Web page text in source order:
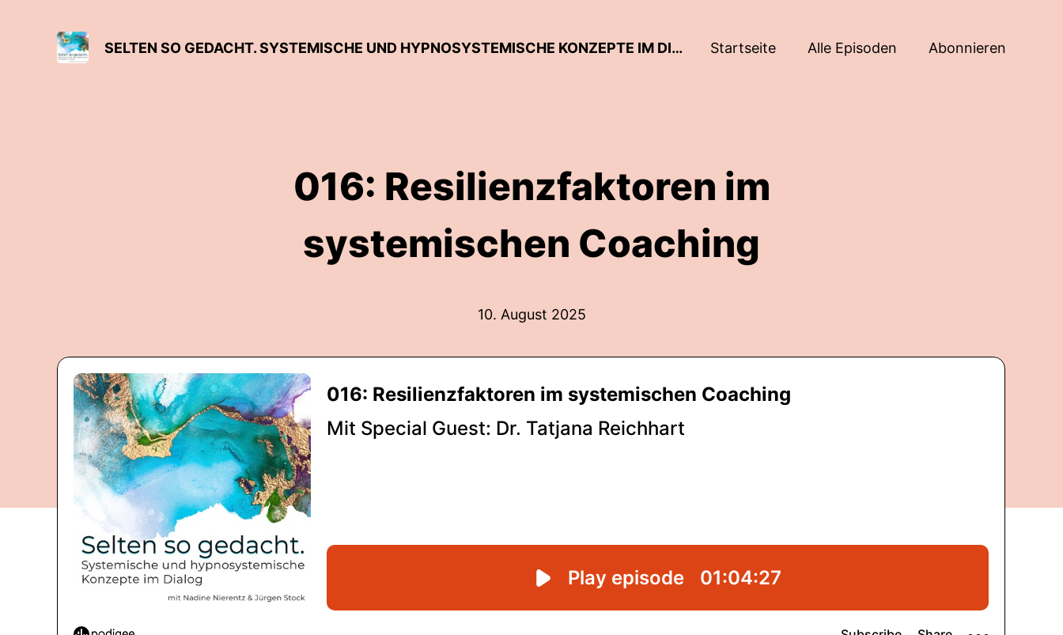
SELTEN SO GEDACHT. SYSTEMISCHE UND HYPNOSYSTEMISCHE KONZEPTE IM DIALOG Startseite Alle Episoden Abonnieren
016: Resilienzfaktoren im
systemischen Coaching
10. August 2025